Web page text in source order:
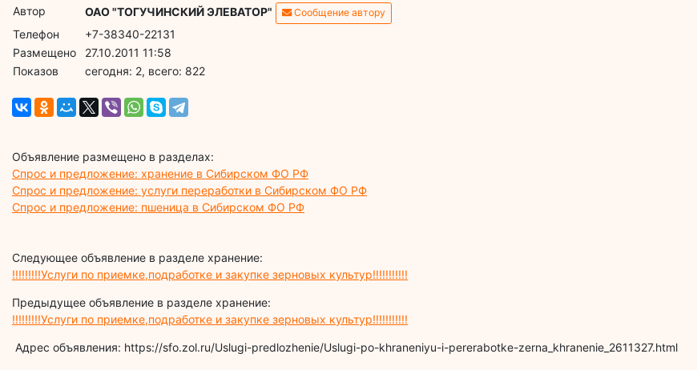
Автор
ОАО "ТОГУЧИНСКИЙ ЭЛЕВАТОР" Сообщение автору
Телефон
+7-38340-22131
Размещено
27.10.2011 11:58
Показов
cегодня: 2, всего: 822
Объявление размещено в разделах:
Спрос и предложение: хранение в Сибирском ФО РФ
Спрос и предложение: услуги переработки в Сибирском ФО РФ
Спрос и предложение: пшеница в Сибирском ФО РФ
Следующее объявление в разделе хранение:
!!!!!!!!!Услуги по приемке,подработке и закупке зерновых культур!!!!!!!!!!!
Предыдущее объявление в разделе хранение:
!!!!!!!!!Услуги по приемке,подработке и закупке зерновых культур!!!!!!!!!!!
Адрес объявления: https://sfo.zol.ru/Uslugi-predlozhenie/Uslugi-po-khraneniyu-i-pererabotke-zerna_khranenie_2611327.html